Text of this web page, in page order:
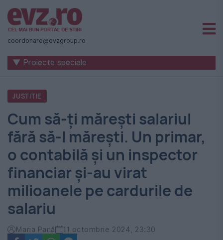
Știri
naționale
internaționale
România
-
Evenimentul
Zilei
coordonare@evzgroup.ro
▼ Proiecte speciale
JUSTITIE
Cum să-ți mărești salariul
fără să-l mărești. Un primar,
o contabilă și un inspector
financiar și-au virat
milioanele pe cardurile de
salariu
Maria Pană 11 octombrie 2024, 23:30